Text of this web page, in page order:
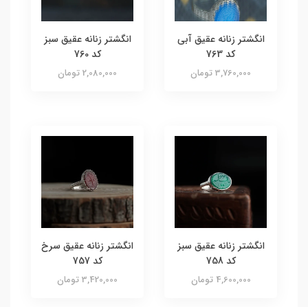
انگشتر زنانه عقیق آبی
کد 763
3,760,000 تومان
انگشتر زنانه عقیق سبز
کد 760
2,080,000 تومان
انگشتر زنانه عقیق سبز
کد 758
4,600,000 تومان
انگشتر زنانه عقیق سرخ
کد 757
3,420,000 تومان